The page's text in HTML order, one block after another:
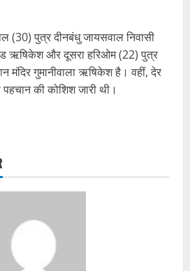
(30) पुत्र दीनबंधु जायसवाल निवासी
ऋषिकेश और दूसरा हरिओम (22) पुत्र
मंदिर गुमानीवाला ऋषिकेश है। वहीं, देर
की कोशिश जारी थी।